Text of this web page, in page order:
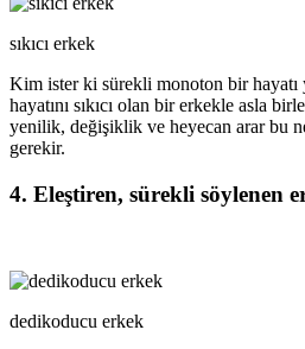
sıkıcı erkek
Kim ister ki sürekli monoton bir hayatı
hayatını sıkıcı olan bir erkekle asla
yenilik, değişiklik ve heyecan arar bu
gerekir.
4. Eleştiren, sürekli söylenen
dedikoducu erkek